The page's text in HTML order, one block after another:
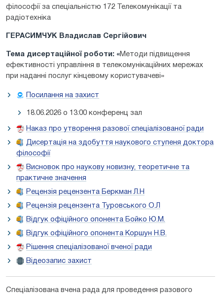
філософії за спеціальністю 172 Телекомунікації та
радіотехніка
ГЕРАСИМЧУК Владислав Сергійович
Тема дисертаційної роботи: «Методи підвищення
ефективності управління в телекомунікаційних мережах
при наданні послуг кінцевому користувачеві»
Посилання на захист
18.06.2026 о 13:00 конференц зал
Наказ про утворення разової спеціалізованої ради
Дисертація на здобуття наукового ступеня доктора
філософії
Висновок про наукову новизну, теоретичне та
практичне значення
Рецензія рецензента Беркман Л.Н
Рецензія рецензента Туровського О.Л
Відгук офіційного опонента Бойко Ю.М.
Відгук офіційного опонента Коршун Н.В.
Рішення спеціалізованої вченої ради
Відеозапис захист
Спеціалізована вчена рада для проведення разового